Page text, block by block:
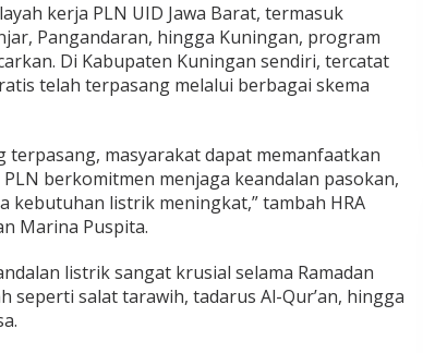
kerja PLN UID Jawa Barat, termasuk
Pangandaran, hingga Kuningan, program
Di Kabupaten Kuningan sendiri, tercatat
telah terpasang melalui berbagai skema
terpasang, masyarakat dapat memanfaatkan
berkomitmen menjaga keandalan pasokan,
kebutuhan listrik meningkat,” tambah HRA
Marina Puspita.
listrik sangat krusial selama Ramadan
seperti salat tarawih, tadarus Al-Qur’an, hingga